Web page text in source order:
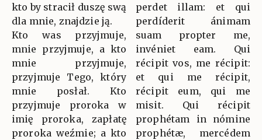
kto by stracił duszę swą
dla mnie, znajdzie ją.
Kto was przyjmuje,
mnie przyjmuje, a kto
mnie przyjmuje,
przyjmuje Tego, który
mnie posłał. Kto
przyjmuje proroka w
imię proroka, zapłatę
proroka weźmie; a kto
perdet illam: et qui
perdíderit ánimam
suam propter me,
invéniet eam. Qui
récipit vos, me récipit:
et qui me récipit,
récipit eum, qui me
misit. Qui récipit
prophétam in nómine
prophétæ, mercédem